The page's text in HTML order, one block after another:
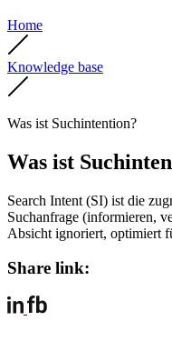
Home
Knowledge base
Was ist Suchintention?
Was ist
Search Intent (SI) ist die
Suchanfrage (informieren,
Absicht ignoriert, optimiert
Share link: